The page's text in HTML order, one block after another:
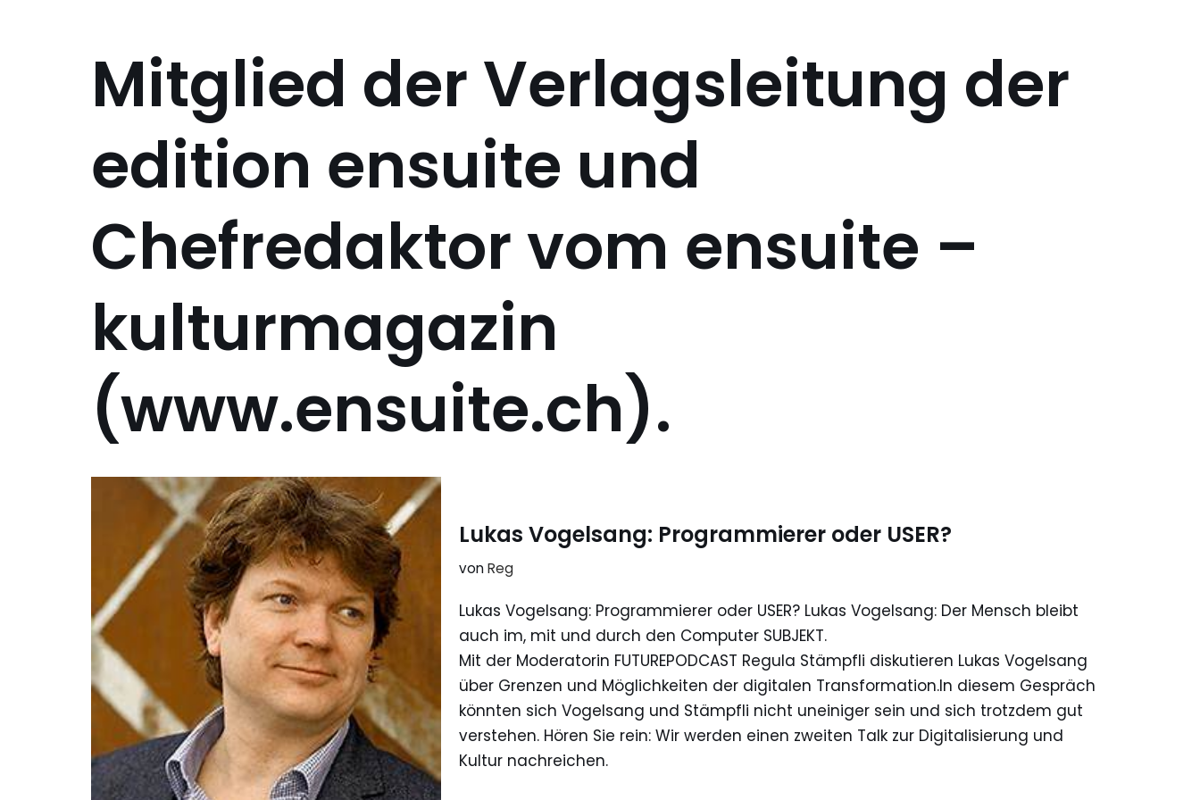
Mitglied der Verlagsleitung der
edition ensuite und
Chefredaktor vom ensuite –
kulturmagazin
(www.ensuite.ch).
Lukas Vogelsang: Programmierer oder USER?
vonReg
Lukas Vogelsang: Programmierer oder USER? Lukas Vogelsang: Der Mensch bleibt
auch im, mit und durch den Computer SUBJEKT.
Mit der Moderatorin FUTUREPODCAST Regula Stämpfli diskutieren Lukas Vogelsang
über Grenzen und Möglichkeiten der digitalen Transformation.In diesem Gespräch
könnten sich Vogelsang und Stämpfli nicht uneiniger sein und sich trotzdem gut
verstehen. Hören Sie rein: Wir werden einen zweiten Talk zur Digitalisierung und
Kultur nachreichen.